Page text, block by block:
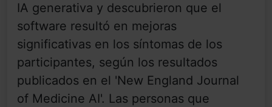
IA generativa y descubrieron que el
software resultó en mejoras
significativas en los síntomas de los
participantes, según los resultados
publicados en el 'New England Journal
of Medicine AI'. Las personas que